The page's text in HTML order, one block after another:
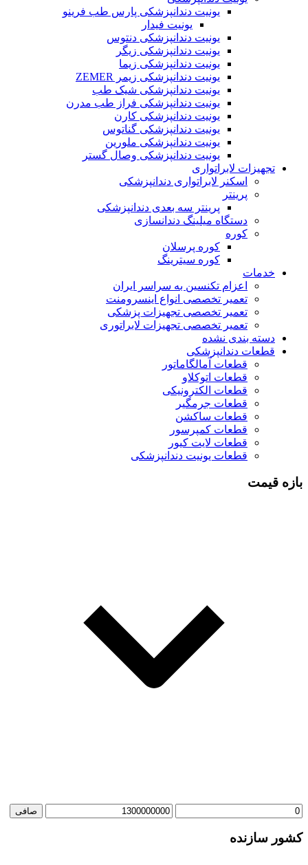
یونیت دندانپزشکی پارس طب فرینو
یونیت فیدار
یونیت دندانپزشکی دنتوس
یونیت دندانپزشکی زیگر
یونیت دندانپزشکی زیما
یونیت دندانپزشکی زیمر ZEMER
یونیت دندانپزشکی شیک طب
یونیت دندانپزشکی فراز طب مدرن
یونیت دندانپزشکی کارن
یونیت دندانپزشکی گناتوس
یونیت دندانپزشکی ملورین
یونیت دندانپزشکی وصال گستر
تجهیزات لابراتواری
اسکنر لابراتواری دندانپزشکی
پرینتر
پرینتر سه بعدی دندانپزشکی
دستگاه میلینگ دندانسازی
کوره
کوره پرسلان
کوره سیترینگ
خدمات
اعزام تکنسین به سراسر ایران
تعمیر تخصصی انواع اینسرومنت
تعمیر تخصصی تجهیزات پزشکی
تعمیر تخصصی تجهیزات لابراتوری
دسته بندی نشده
قطعات دندانپزشکی
قطعات آمالگاماتور
قطعات اتوکلاو
قطعات الکترونیکی
قطعات جرمگیر
قطعات ساکشن
قطعات کمپرسور
قطعات لایت کیور
قطعات یونیت دندانپزشکی
بازه قیمت
حداقل
حداكثر
صافی
کشور سازنده